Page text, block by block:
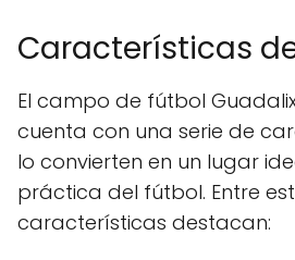
Características
El campo de fútbol
cuenta con una serie de
lo convierten en un lugar
práctica del fútbol. Entre
características destacan: